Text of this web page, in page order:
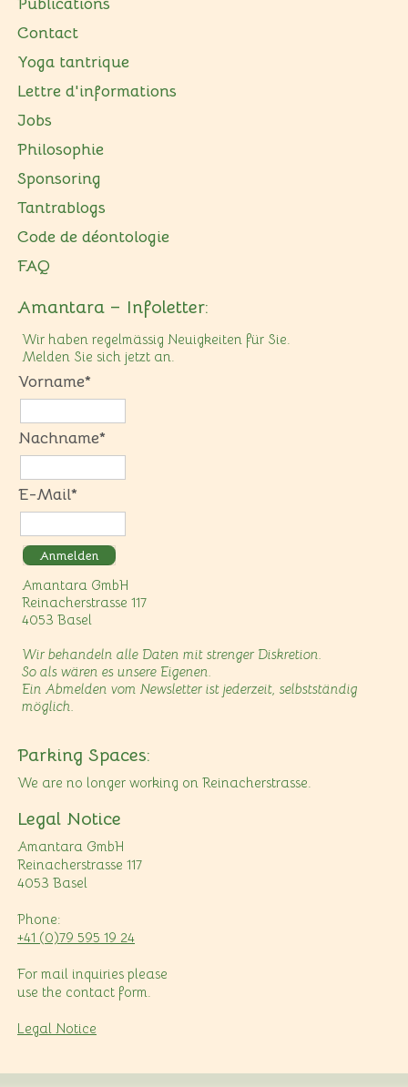
Contact
Yoga tantrique
Lettre d'informations
Jobs
Philosophie
Sponsoring
Tantrablogs
Code de déontologie
FAQ
Amantara – Infoletter:
Wir haben regelmässig Neuigkeiten für Sie.
Melden Sie sich jetzt an.
Vorname*
Nachname*
E-Mail*
Anmelden
Amantara GmbH
Reinacherstrasse 117
4053 Basel
Wir behandeln alle Daten mit strenger Diskretion.
So als wären es unsere Eigenen.
Ein Abmelden vom Newsletter ist jederzeit, selbstständig
möglich.
Parking Spaces:
We are no longer working on Reinacherstrasse.
Legal Notice
Amantara GmbH
Reinacherstrasse 117
4053 Basel
Phone:
+41 (0)79 595 19 24
For mail inquiries please
use the contact form.
Legal Notice